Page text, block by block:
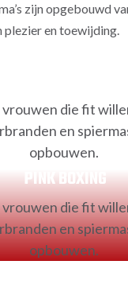
zijn opgebouwd
plezier en toewijding.
vrouwen die fit
en
opbouwen.
PINK BOXING
vrouwen die fit
en
opbouwen.